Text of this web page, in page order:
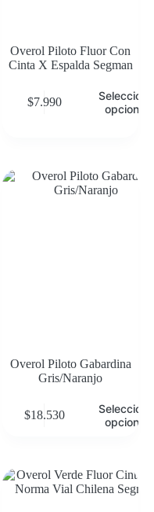
Overol Piloto Fluor Con
Cinta X Espalda Segman
$7.990
opciones
Overol Piloto Gabardina
Gris/Naranjo
$18.530
opciones